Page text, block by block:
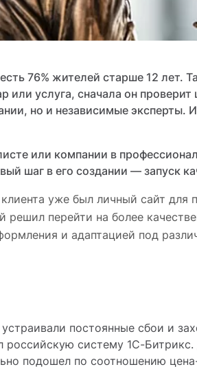
76% жителей старше 12 лет.
услуга, сначала он
но и независимые эксперты.
или компании в
шаг в его создании — запуск
уже был личный сайт для
перейти на более
и адаптацией под
постоянные сбои и
систему 1С-
подошел по соотношению